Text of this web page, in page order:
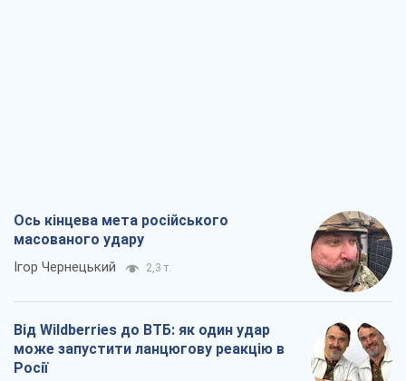
Ось кінцева мета російського
масованого удару
Ігор Чернецький 2,3 т.
Від Wildberries до ВТБ: як один удар
може запустити ланцюгову реакцію в
Росії